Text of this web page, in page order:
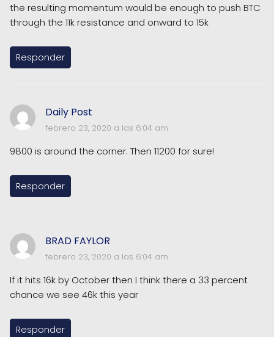
the resulting momentum would be enough to push BTC
through the 11k resistance and onward to 15k
Responder
Daily Post
febrero 23, 2020 a las 6:04 am
9800 is around the corner. Then 11200 for sure!
Responder
BRAD FAYLOR
febrero 23, 2020 a las 6:04 am
If it hits 16k by October then I think there a 33 percent
chance we see 46k this year
Responder